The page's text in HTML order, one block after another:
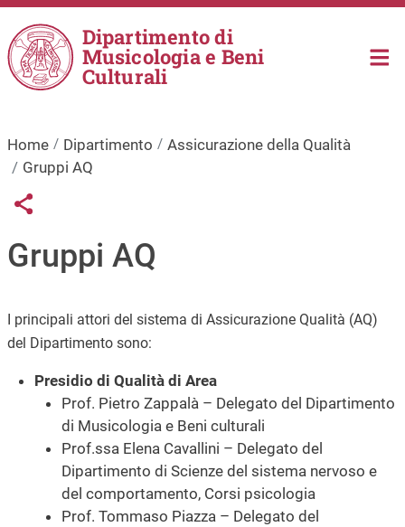
Salta al contenuto principale
Dipartimento di
Musicologia e Beni
Culturali
Home Dipartimento
Assicurazione della Qualità
Gruppi AQ
Links condivisione social
Share button
Gruppi AQ
I principali attori del sistema di Assicurazione Qualità (AQ)
del Dipartimento sono:
Presidio di Qualità di Area
Prof. Pietro Zappalà – Delegato del Dipartimento
di Musicologia e Beni culturali
Prof.ssa Elena Cavallini – Delegato del
Dipartimento di Scienze del sistema nervoso e
del comportamento, Corsi psicologia
Prof. Tommaso Piazza – Delegato del